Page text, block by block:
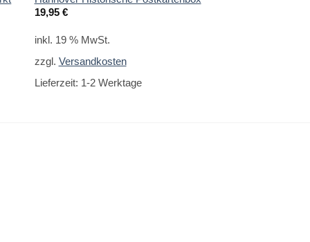
19,95 €
inkl. 19 % MwSt.
zzgl. Versandkosten
Lieferzeit: 1-2 Werktage